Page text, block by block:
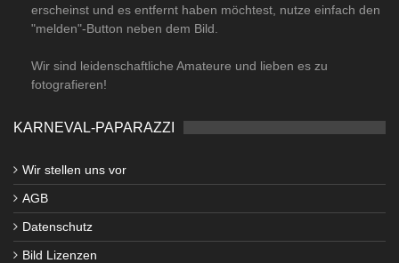
erscheinst und es entfernt haben möchtest, nutze einfach den
"melden"-Button neben dem Bild.
Wir sind leidenschaftliche Amateure und lieben es zu
fotografieren!
KARNEVAL-PAPARAZZI
Wir stellen uns vor
AGB
Datenschutz
Bild Lizenzen